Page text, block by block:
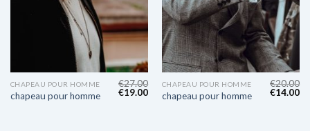
CHAPEAU POUR HOMME
chapeau pour homme
€27.00
€19.00
CHAPEAU POUR HOMME
chapeau pour homme
€20.00
€14.00